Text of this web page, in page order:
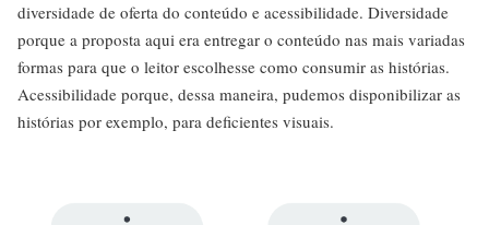
diversidade de oferta do conteúdo e acessibilidade. Diversidade
porque a proposta aqui era entregar o conteúdo nas mais variadas
formas para que o leitor escolhesse como consumir as histórias.
Acessibilidade porque, dessa maneira, pudemos disponibilizar as
histórias por exemplo, para deficientes visuais.